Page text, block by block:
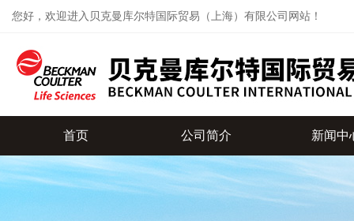
您好，欢迎进入贝克曼库尔特国际贸易（上海）有限公司网站！
首页 公司简介 新闻中